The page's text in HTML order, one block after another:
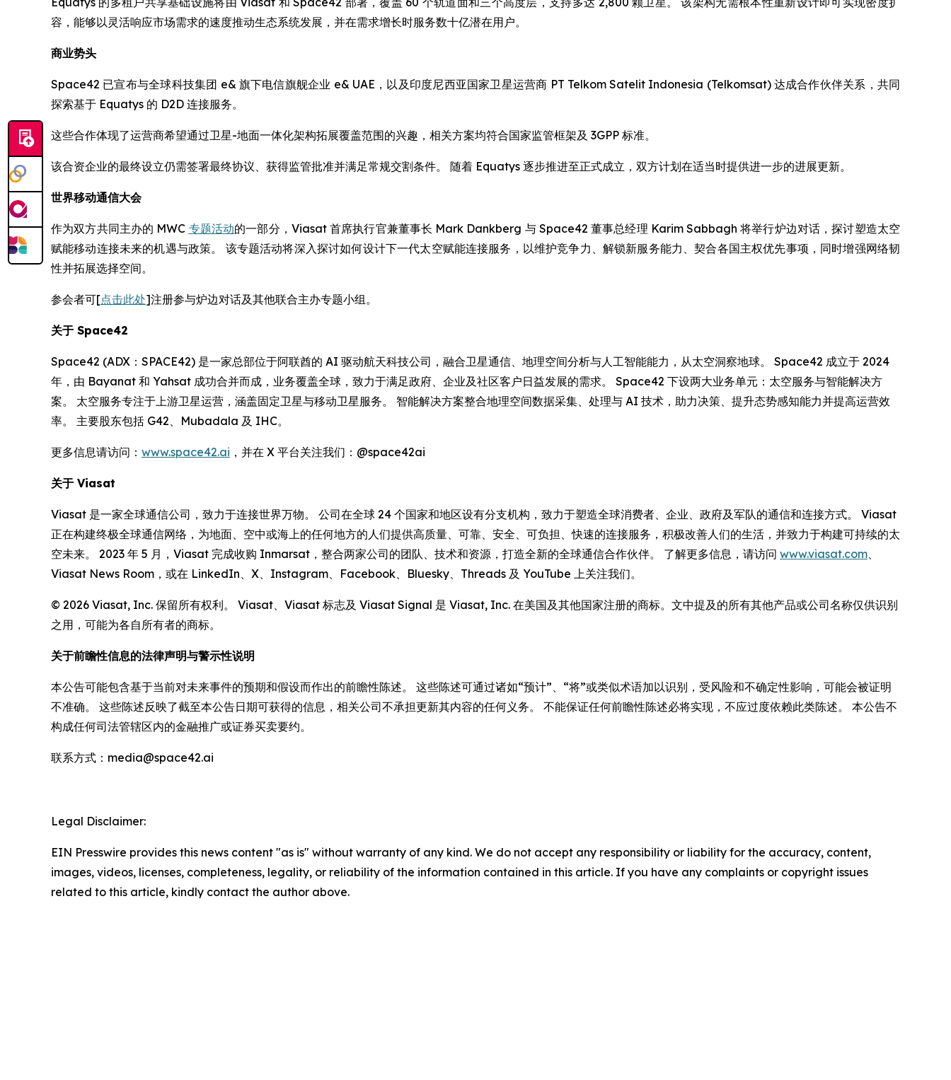
容，能够以灵活响应市场需求的速度推动生态系统发展，并在需求增长时服务数十亿潜在用户。
商业势头
Space42 已宣布与全球科技集团 e& 旗下电信旗舰企业 e& UAE，以及印度尼西亚国家卫星运营商 PT Telkom Satelit Indonesia (Telkomsat) 达成合作伙伴关系，共同
探索基于 Equatys 的 D2D 连接服务。
这些合作体现了运营商希望通过卫星-地面一体化架构拓展覆盖范围的兴趣，相关方案均符合国家监管框架及 3GPP 标准。
该合资企业的最终设立仍需签署最终协议、获得监管批准并满足常规交割条件。 随着 Equatys 逐步推进至正式成立，双方计划在适当时提供进一步的进展更新。
世界移动通信大会
作为双方共同主办的 MWC 专题活动的一部分，Viasat 首席执行官兼董事长 Mark Dankberg 与 Space42 董事总经理 Karim Sabbagh 将举行炉边对话，探讨塑造太空
赋能移动连接未来的机遇与政策。 该专题活动将深入探讨如何设计下一代太空赋能连接服务，以维护竞争力、解锁新服务能力、契合各国主权优先事项，同时增强网络韧
性并拓展选择空间。
参会者可[点击此处]注册参与炉边对话及其他联合主办专题小组。
关于 Space42
Space42 (ADX：SPACE42) 是一家总部位于阿联酋的 AI 驱动航天科技公司，融合卫星通信、地理空间分析与人工智能能力，从太空洞察地球。 Space42 成立于 2024
年，由 Bayanat 和 Yahsat 成功合并而成，业务覆盖全球，致力于满足政府、企业及社区客户日益发展的需求。 Space42 下设两大业务单元：太空服务与智能解决方
案。 太空服务专注于上游卫星运营，涵盖固定卫星与移动卫星服务。 智能解决方案整合地理空间数据采集、处理与 AI 技术，助力决策、提升态势感知能力并提高运营效
率。 主要股东包括 G42、Mubadala 及 IHC。
更多信息请访问： www.space42.ai ，并在 X 平台关注我们：@space42ai
关于 Viasat
Viasat 是一家全球通信公司，致力于连接世界万物。 公司在全球 24 个国家和地区设有分支机构，致力于塑造全球消费者、企业、政府及军队的通信和连接方式。 Viasat
正在构建终极全球通信网络，为地面、空中或海上的任何地方的人们提供高质量、可靠、安全、可负担、快速的连接服务，积极改善人们的生活，并致力于构建可持续的太
空未来。 2023 年 5 月，Viasat 完成收购 Inmarsat，整合两家公司的团队、技术和资源，打造全新的全球通信合作伙伴。 了解更多信息，请访问 www.viasat.com、
Viasat News Room，或在 LinkedIn、X、Instagram、Facebook、Bluesky、Threads 及 YouTube 上关注我们。
© 2026 Viasat, Inc. 保留所有权利。 Viasat、Viasat 标志及 Viasat Signal 是 Viasat, Inc. 在美国及其他国家注册的商标。文中提及的所有其他产品或公司名称仅供识别
之用，可能为各自所有者的商标。
关于前瞻性信息的法律声明与警示性说明
本公告可能包含基于当前对未来事件的预期和假设而作出的前瞻性陈述。 这些陈述可通过诸如“预计”、“将”或类似术语加以识别，受风险和不确定性影响，可能会被证明
不准确。 这些陈述反映了截至本公告日期可获得的信息，相关公司不承担更新其内容的任何义务。 不能保证任何前瞻性陈述必将实现，不应过度依赖此类陈述。 本公告不
构成任何司法管辖区内的金融推广或证券买卖要约。
联系方式：media@space42.ai
Legal Disclaimer:
EIN Presswire provides this news content "as is" without warranty of any kind. We do not accept any responsibility or liability for the accuracy, content,
images, videos, licenses, completeness, legality, or reliability of the information contained in this article. If you have any complaints or copyright issues
related to this article, kindly contact the author above.